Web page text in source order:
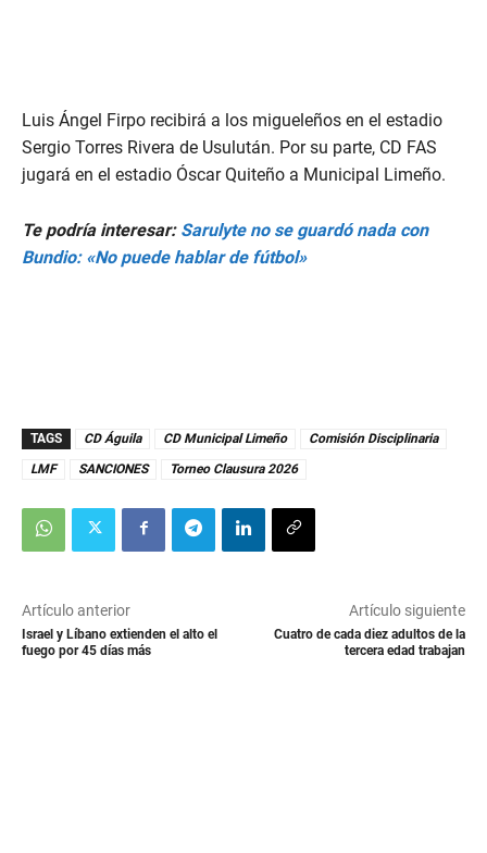
Luis Ángel Firpo recibirá a los migueleños en el estadio
Sergio Torres Rivera de Usulután. Por su parte, CD FAS
jugará en el estadio Óscar Quiteño a Municipal Limeño.
Te podría interesar: Sarulyte no se guardó nada con
Bundio: «No puede hablar de fútbol»
TAGS CD Águila CD Municipal Limeño
Comisión Disciplinaria
LMF
SANCIONES Torneo Clausura 2026
Artículo anterior
Israel y Líbano extienden el alto el
fuego por 45 días más
Artículo siguiente
Cuatro de cada diez adultos de la
tercera edad trabajan